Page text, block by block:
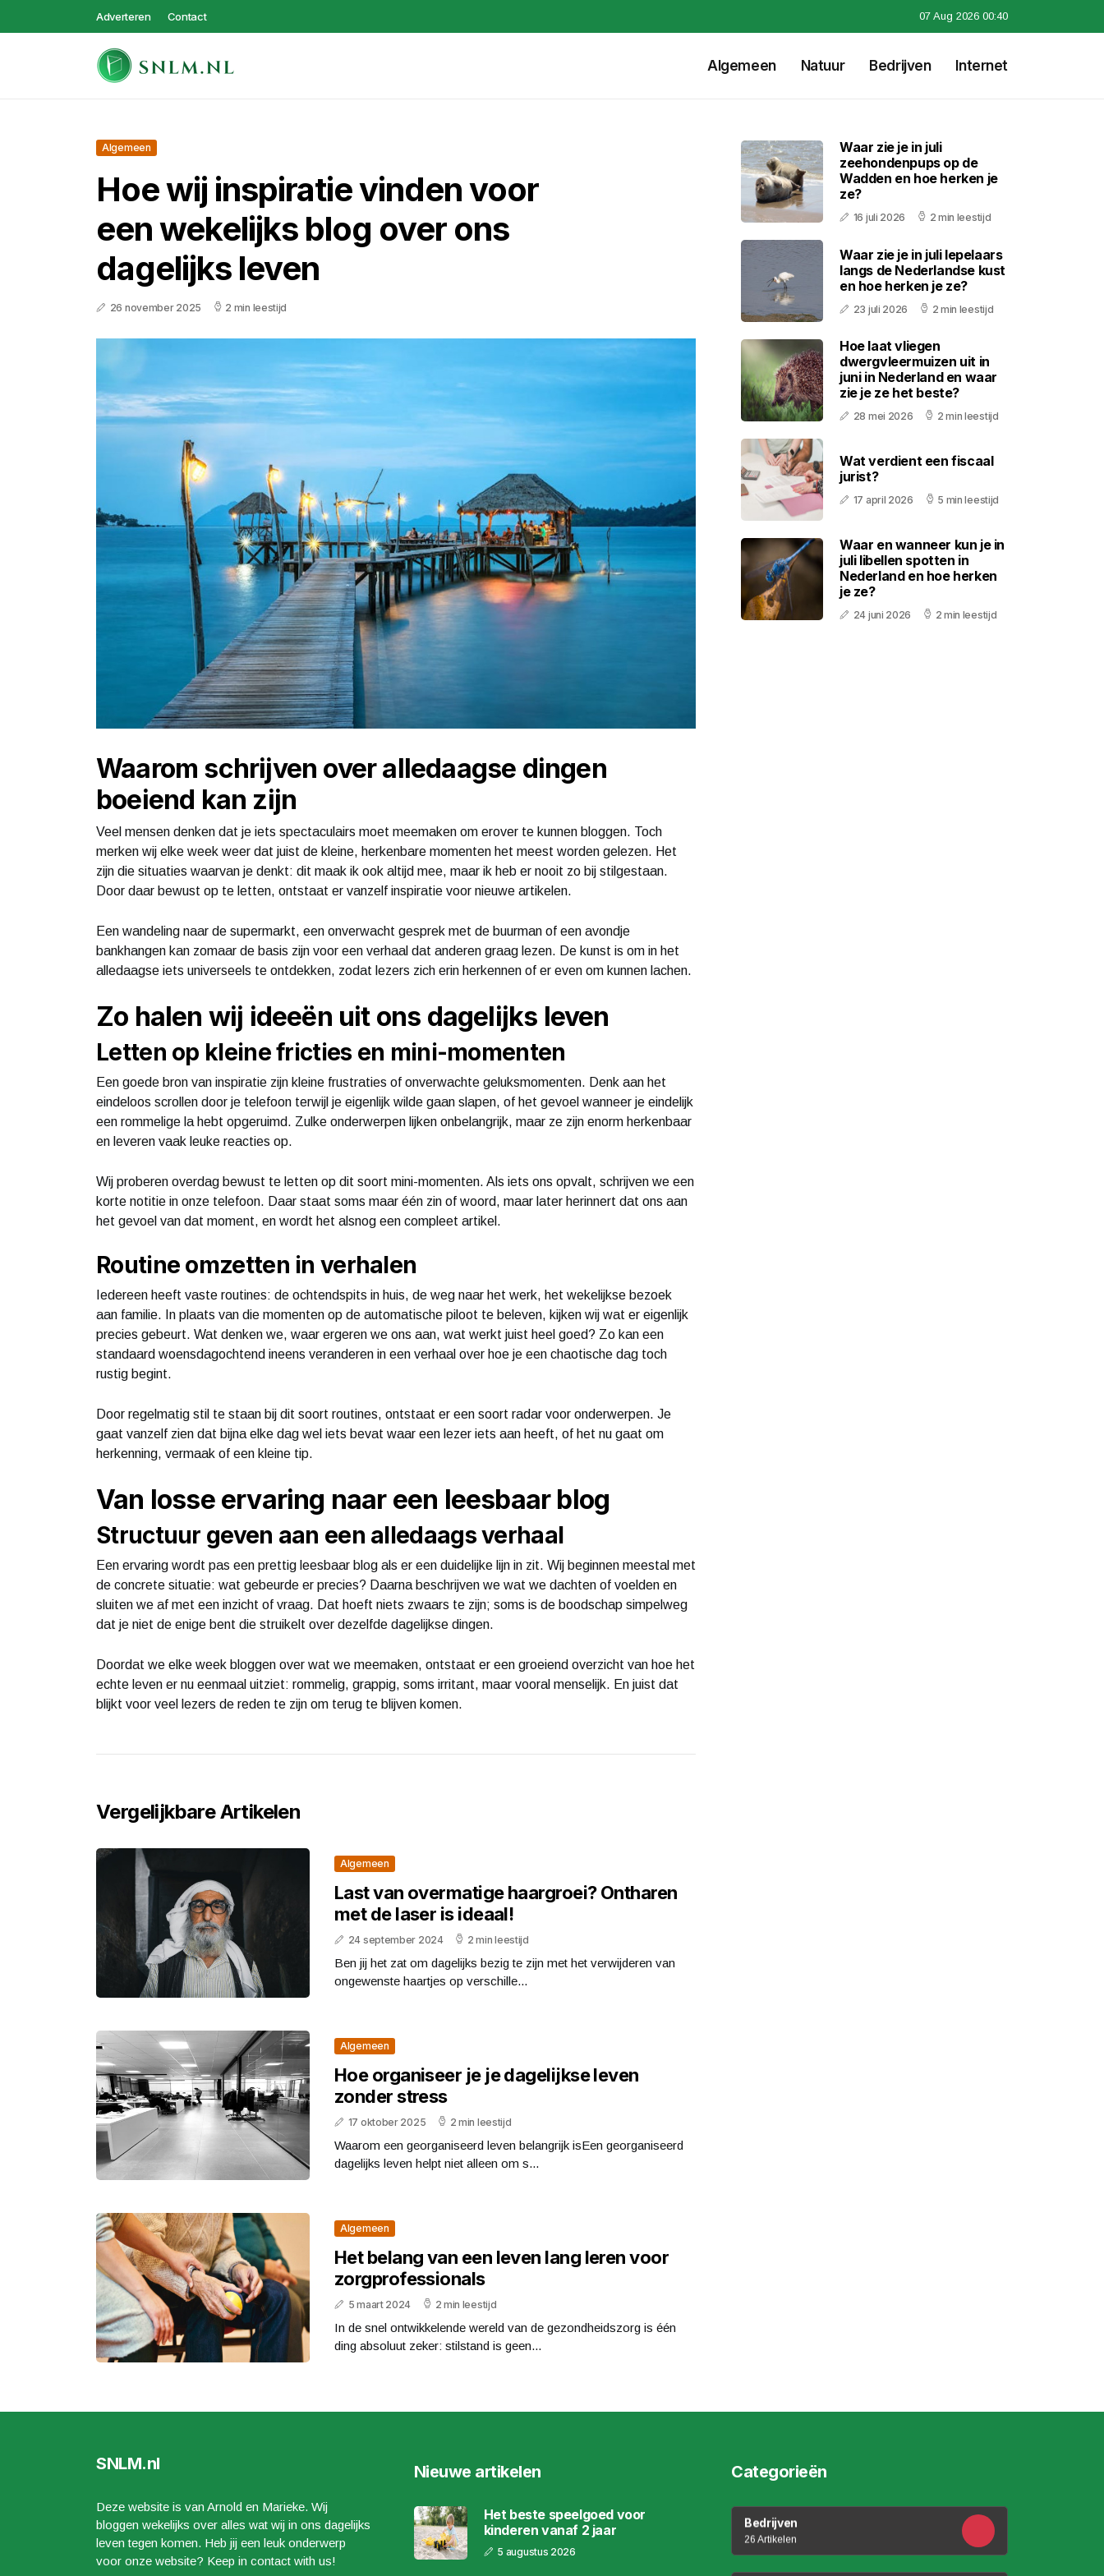
Adverteren Contact 07 Aug 2026 00:40
Algemeen Natuur Bedrijven Internet
Algemeen
Hoe wij inspiratie vinden voor
een wekelijks blog over ons
dagelijks leven
26 november 2025 2 min leestijd
Waarom schrijven over alledaagse dingen
boeiend kan zijn
Veel mensen denken dat je iets spectaculairs moet meemaken om erover te kunnen bloggen. Toch
merken wij elke week weer dat juist de kleine, herkenbare momenten het meest worden gelezen. Het
zijn die situaties waarvan je denkt: dit maak ik ook altijd mee, maar ik heb er nooit zo bij stilgestaan.
Door daar bewust op te letten, ontstaat er vanzelf inspiratie voor nieuwe artikelen.
Een wandeling naar de supermarkt, een onverwacht gesprek met de buurman of een avondje
bankhangen kan zomaar de basis zijn voor een verhaal dat anderen graag lezen. De kunst is om in het
alledaagse iets universeels te ontdekken, zodat lezers zich erin herkennen of er even om kunnen lachen.
Zo halen wij ideeën uit ons dagelijks leven
Letten op kleine fricties en mini-momenten
Een goede bron van inspiratie zijn kleine frustraties of onverwachte geluksmomenten. Denk aan het
eindeloos scrollen door je telefoon terwijl je eigenlijk wilde gaan slapen, of het gevoel wanneer je eindelijk
een rommelige la hebt opgeruimd. Zulke onderwerpen lijken onbelangrijk, maar ze zijn enorm herkenbaar
en leveren vaak leuke reacties op.
Wij proberen overdag bewust te letten op dit soort mini-momenten. Als iets ons opvalt, schrijven we een
korte notitie in onze telefoon. Daar staat soms maar één zin of woord, maar later herinnert dat ons aan
het gevoel van dat moment, en wordt het alsnog een compleet artikel.
Routine omzetten in verhalen
Iedereen heeft vaste routines: de ochtendspits in huis, de weg naar het werk, het wekelijkse bezoek
aan familie. In plaats van die momenten op de automatische piloot te beleven, kijken wij wat er eigenlijk
precies gebeurt. Wat denken we, waar ergeren we ons aan, wat werkt juist heel goed? Zo kan een
standaard woensdagochtend ineens veranderen in een verhaal over hoe je een chaotische dag toch
rustig begint.
Door regelmatig stil te staan bij dit soort routines, ontstaat er een soort radar voor onderwerpen. Je
gaat vanzelf zien dat bijna elke dag wel iets bevat waar een lezer iets aan heeft, of het nu gaat om
herkenning, vermaak of een kleine tip.
Van losse ervaring naar een leesbaar blog
Structuur geven aan een alledaags verhaal
Een ervaring wordt pas een prettig leesbaar blog als er een duidelijke lijn in zit. Wij beginnen meestal met
de concrete situatie: wat gebeurde er precies? Daarna beschrijven we wat we dachten of voelden en
sluiten we af met een inzicht of vraag. Dat hoeft niets zwaars te zijn; soms is de boodschap simpelweg
dat je niet de enige bent die struikelt over dezelfde dagelijkse dingen.
Doordat we elke week bloggen over wat we meemaken, ontstaat er een groeiend overzicht van hoe het
echte leven er nu eenmaal uitziet: rommelig, grappig, soms irritant, maar vooral menselijk. En juist dat
blijkt voor veel lezers de reden te zijn om terug te blijven komen.
Vergelijkbare Artikelen
Algemeen
Last van overmatige haargroei? Ontharen
met de laser is ideaal!
24 september 2024 2 min leestijd
Ben jij het zat om dagelijks bezig te zijn met het verwijderen van
ongewenste haartjes op verschille...
Algemeen
Hoe organiseer je je dagelijkse leven
zonder stress
17 oktober 2025 2 min leestijd
Waarom een georganiseerd leven belangrijk isEen georganiseerd
dagelijks leven helpt niet alleen om s...
Algemeen
Het belang van een leven lang leren voor
zorgprofessionals
5 maart 2024 2 min leestijd
In de snel ontwikkelende wereld van de gezondheidszorg is één
ding absoluut zeker: stilstand is geen...
Waar zie je in juli
zeehondenpups op de
Wadden en hoe herken je
ze?
16 juli 2026 2 min leestijd
Waar zie je in juli lepelaars
langs de Nederlandse kust
en hoe herken je ze?
23 juli 2026 2 min leestijd
Hoe laat vliegen
dwergvleermuizen uit in
juni in Nederland en waar
zie je ze het beste?
28 mei 2026 2 min leestijd
Wat verdient een fiscaal
jurist?
17 april 2026 5 min leestijd
Waar en wanneer kun je in
juli libellen spotten in
Nederland en hoe herken
je ze?
24 juni 2026 2 min leestijd
SNLM.nl
Deze website is van Arnold en Marieke. Wij
bloggen wekelijks over alles wat wij in ons dagelijks
leven tegen komen. Heb jij een leuk onderwerp
voor onze website? Keep in contact with us!
Nieuwe artikelen
Het beste speelgoed voor
kinderen vanaf 2 jaar
5 augustus 2026
Categorieën
Bedrijven
26 Artikelen